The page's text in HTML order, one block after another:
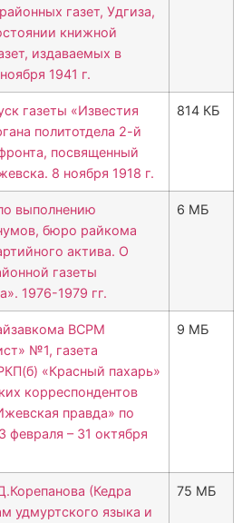
газет, Удгиза,
книжной
издаваемых в
1941 г.
газеты «Известия
политотдела 2-й
посвященный
8 ноября 1918 г.
814 КБ
выполнению
бюро райкома
актива. О
газеты
1976-1979 гг.
6 МБ
ВСРМ
№1, газета
«Красный пахарь»
корреспондентов
правда» по
февраля – 31 октября
9 МБ
(Кедра
удмуртского языка и
75 МБ